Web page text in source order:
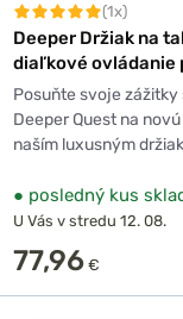
(1x)
Deeper Držiak na
diaľkové ovládanie
loďku Deeper Quest
Posuňte svoje zážitky
Deeper Quest na
naším luxusným
● posledný kus
U Vás v stredu 12. 08.
77,96 €